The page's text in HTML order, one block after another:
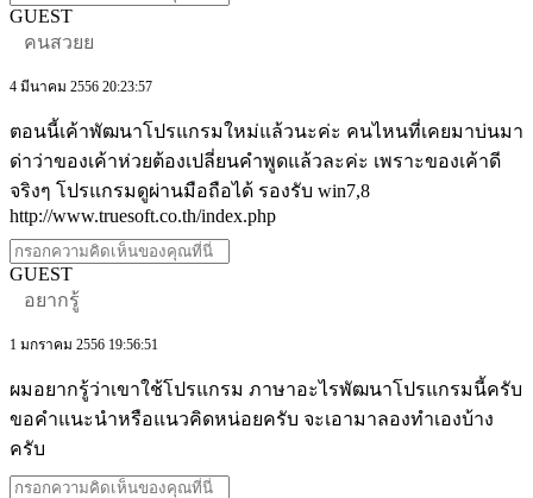
GUEST
คนสวยย
4 มีนาคม 2556 20:23:57
ตอนนี้เค้าพัฒนาโปรแกรมใหม่แล้วนะค่ะ คนไหนที่เคยมาบ่นมา
ด่าว่าของเค้าห่วยต้องเปลี่ยนคำพูดแล้วละค่ะ เพราะของเค้าดี
จริงๆ โปรแกรมดูผ่านมือถือได้ รองรับ win7,8
http://www.truesoft.co.th/index.php
GUEST
อยากรู้
1 มกราคม 2556 19:56:51
ผมอยากรู้ว่าเขาใช้โปรแกรม ภาษาอะไรพัฒนาโปรแกรมนี้ครับ
ขอคำแนะนำหรือแนวคิดหน่อยครับ จะเอามาลองทำเองบ้าง
ครับ